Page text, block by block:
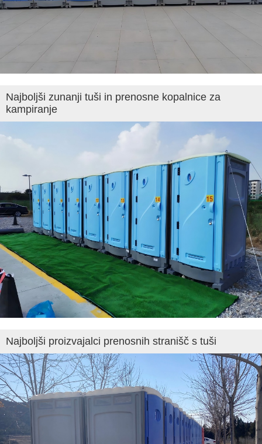
Najboljši zunanji tuši in prenosne kopalnice za
kampiranje
Najboljši proizvajalci prenosnih stranišč s tuši